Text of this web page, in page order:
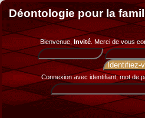
Déontologie pour la
Bienvenue, Invité. Merci devous
Connexion avec identifiant, mot de